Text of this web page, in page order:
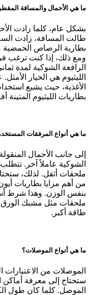
ما هي الأحمال والمسافة
بشكل عام، كلما زادت
طالت المسافة، زادت
بطارية الرصاص الحمضية
ومع ذلك، إذا كنت ترغب
الرافعة الشوكية لمدة
الليثيوم هي الخيار
بطاريات الليثيوم المتينة
ما هي أنواع المرفقات
إلى جانب الأحمال
الشوكية عاملاً آخر. تتطلب
ملحقات أثقل. لذلك،
من أهم مزايا بطاريات
بنفس الوزن. وهذا شرط
ملحقات مثل مشبك الورق
طاقة أكبر.
ما هي أنواع الموصلات؟
الموصلات من
ستحتاج إلى معرفة أماكن
الموصل. كلما كان طول